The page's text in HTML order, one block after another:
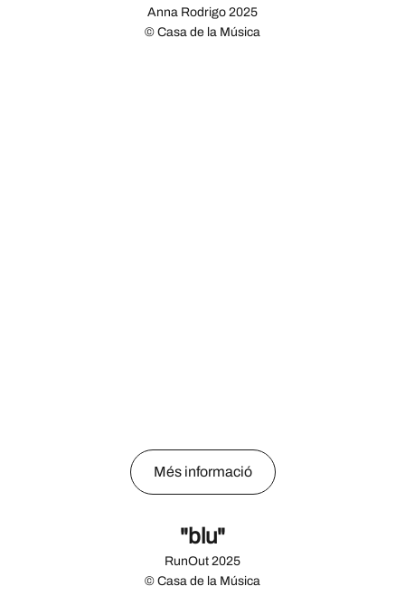
Anna Rodrigo 2025
© Casa de la Música
Més informació
"blu"
RunOut 2025
© Casa de la Música